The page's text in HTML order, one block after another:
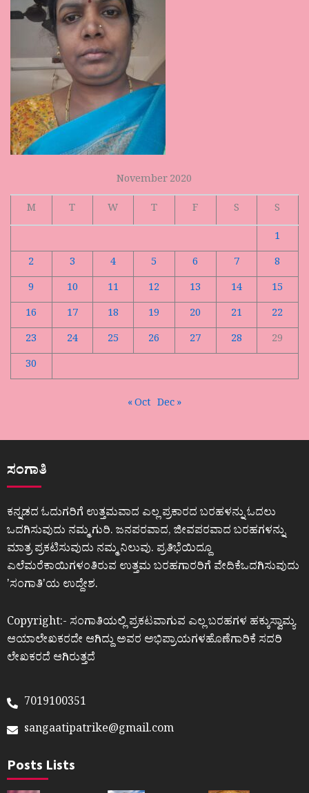
November 2020
M
T W T F S
S
1
2
3 4 5 6 7
8
9
10 11 12 13 14
15
16
17 18 19 20 21
22
23
24 25 26 27 28
29
30
« Oct Dec »
ಸಂಗಾತಿ
ಕನ್ನಡದ ಓದುಗರಿಗೆ ಉತ್ತಮವಾದ ಎಲ್ಲ ಪ್ರಕಾರದ ಬರಹಳನ್ನು ಓದಲು
ಒದಗಿಸುವುದು ನಮ್ಮ ಗುರಿ. ಜನಪರವಾದ, ಜೀವಪರವಾದ ಬರಹಗಳನ್ನು
ಮಾತ್ರ ಪ್ರಕಟಿಸುವುದು ನಮ್ಮ ನಿಲುವು. ಪ್ರತಿಭೆಯಿದ್ದೂ
ಎಲೆಮರೆಕಾಯಿಗಳಂತಿರುವ ಉತ್ತಮ ಬರಹಗಾರರಿಗೆ ವೇದಿಕೆಒದಗಿಸುವುದು
ʼಸಂಗಾತಿʼಯ ಉದ್ದೇಶ.
Copyright:- ಸಂಗಾತಿಯಲ್ಲಿ ಪ್ರಕಟವಾಗುವ ಎಲ್ಲ ಬರಹಗಳ ಹಕ್ಕುಸ್ವಾಮ್ಯ
ಆಯಾಲೇಖಕರದೇ ಆಗಿದ್ದು ಅವರ ಅಭಿಪ್ರಾಯಗಳಹೊಣೆಗಾರಿಕೆ ಸದರಿ
ಲೇಖಕರದೆ ಆಗಿರುತ್ತದೆ
7019100351
sangaatipatrike@gmail.com
Posts Lists